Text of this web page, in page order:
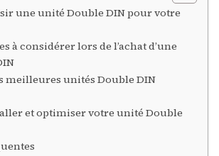
une unité Double DIN pour votre
à considérer lors de l’achat d’une
meilleures unités Double DIN
et optimiser votre unité Double